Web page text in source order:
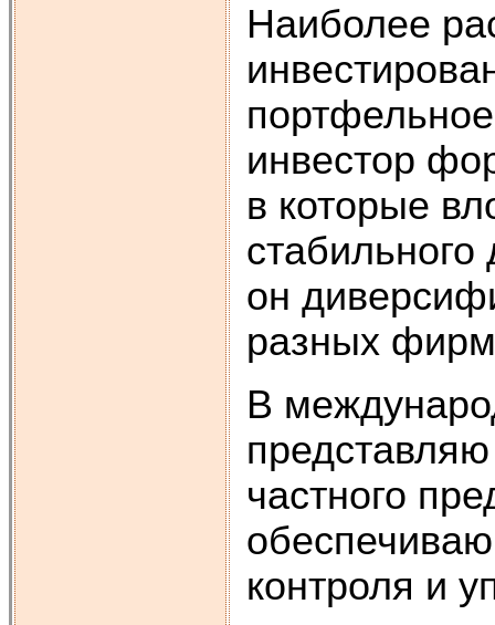
Наиболее
инвестор
в которые
он
разных
В
частного
контроля и